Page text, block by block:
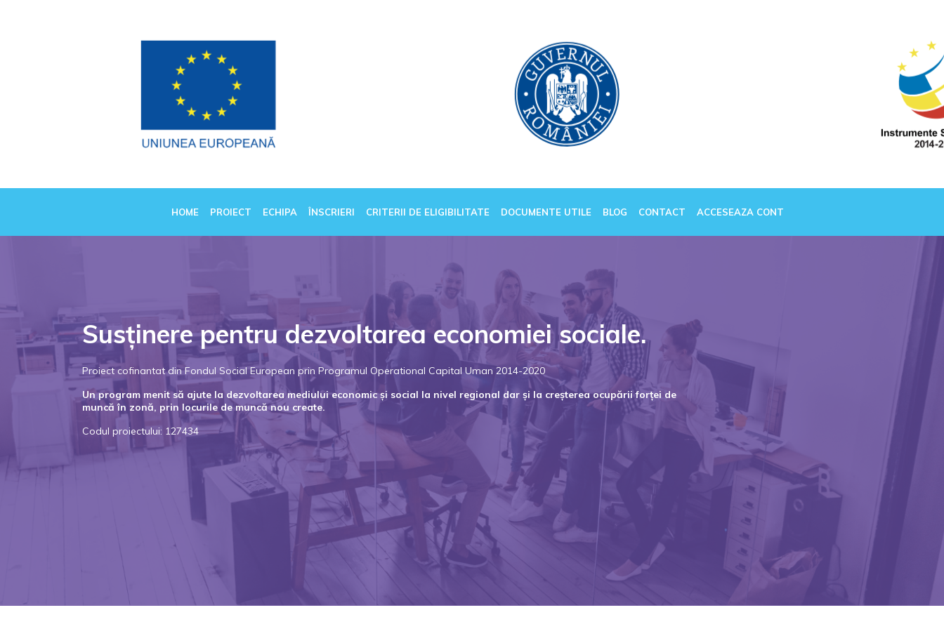
HOME PROIECT ECHIPA ÎNSCRIERI CRITERII DE ELIGIBILITATE DOCUMENTE UTILE BLOG CONTACT ACCESEAZA CONT
Susținere pentru dezvoltarea economiei sociale.
Proiect cofinantat din Fondul Social European prin Programul Operational Capital Uman 2014-2020
Un program menit să ajute la dezvoltarea mediului economic și social la nivel regional dar și la creșterea ocupării forței de
muncă în zonă, prin locurile de muncă nou create.
Codul proiectului: 127434